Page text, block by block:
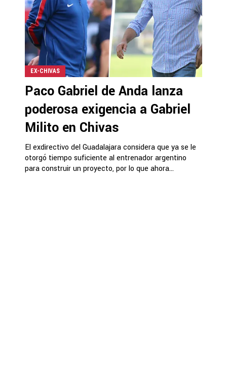
EX-CHIVAS
Paco Gabriel de Anda lanza
poderosa exigencia a Gabriel
Milito en Chivas
El exdirectivo del Guadalajara considera que ya se le
otorgó tiempo suficiente al entrenador argentino
para construir un proyecto, por lo que ahora...